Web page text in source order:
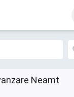
Neamt